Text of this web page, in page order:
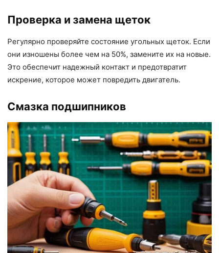
Проверка и замена щеток
Регулярно проверяйте состояние угольных щеток. Если
они изношены более чем на 50%, замените их на новые.
Это обеспечит надежный контакт и предотвратит
искрение, которое может повредить двигатель.
Смазка подшипников